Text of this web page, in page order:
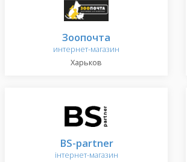
Зоопочта
интернет-магазин
Харьков
BS-partner
інтернет-магазин